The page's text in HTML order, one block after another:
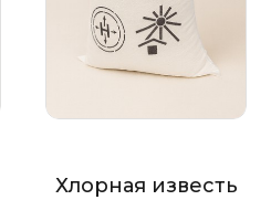
Хлорная известь